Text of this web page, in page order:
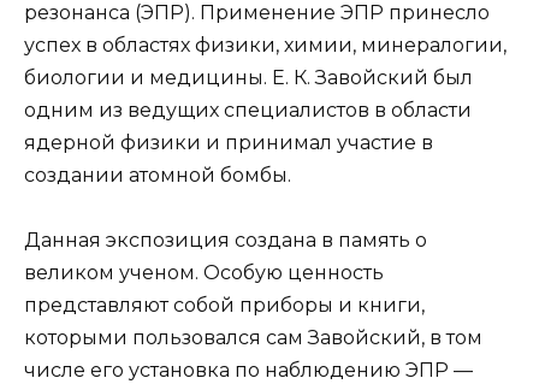
резонанса (ЭПР). Применение ЭПР принесло
успех в областях физики, химии, минералогии,
биологии и медицины. Е. К. Завойский был
одним из ведущих специалистов в области
ядерной физики и принимал участие в
создании атомной бомбы.
Данная экспозиция создана в память о
великом ученом. Особую ценность
представляют собой приборы и книги,
которыми пользовался сам Завойский, в том
числе его установка по наблюдению ЭПР —